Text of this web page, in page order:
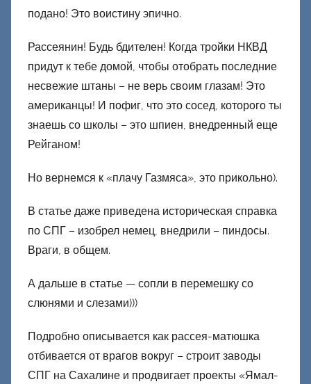
и
подано! Это воистину эпично.
Рассеянин! Будь бдителен! Когда тройки НКВД
придут к тебе домой, чтобы отобрать последние
несвежие штаны – не верь своим глазам! Это
американцы! И пофиг, что это сосед, которого ты
знаешь со школы – это шпиен, внедренный еще
Рейганом!
Но вернемся к «плачу Газмяса», это прикольно).
В статье даже приведена историческая справка
по СПГ – изобрел немец, внедрили – пиндосы.
Враги, в общем.
А дальше в статье — сопли в перемешку со
слюнями и слезами)))
Подробно описывается как рассея-матюшка
отбивается от врагов вокруг – строит заводы
СПГ на Сахалине и продвигает проекты «Ямал-